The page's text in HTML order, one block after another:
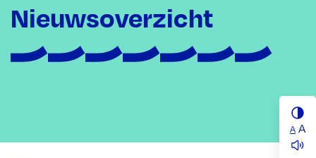
A A
Nieuwsoverzicht